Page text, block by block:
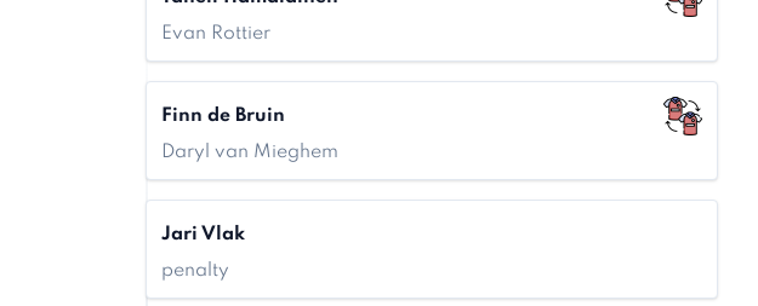
Evan Rottier
Finn de Bruin
Daryl van Mieghem
Jari Vlak
penalty